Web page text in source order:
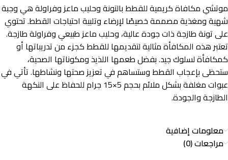
موتشي مكافاة كريمية للقطط بالتونة وحليب ماعز وفراولة هي وجبة
شهية ومغذية مصممة خصيصًا لإرضاء وتلبية احتياجات القطط. تحتوي
على تونة طازجة ذات جودة عالية، وحليب ماعز طبيعي وفراولة طازجة.
تعتبر هذه المكافأة مثالية لتقديمها للقطط كجزء من تدريباتها أو
كمكافأة لسلوك جيد. بفضل طعمها اللذيذ ومكوناتها الصحية،
ستحظى بإعجاب القطط وستساهم في تعزيز صحتها ونشاطها. تأتي في
عبوات مغلفة بشكل ملائم بحجم 5×15 جرام للحفاظ على النكهة
الطازجة والجودة.
معلومات إضافية
مراجعات (0)